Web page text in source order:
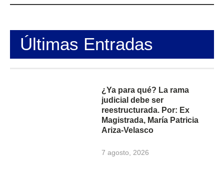
Últimas Entradas
¿Ya para qué? La rama
judicial debe ser
reestructurada. Por: Ex
Magistrada, María Patricia
Ariza-Velasco
7 agosto, 2026